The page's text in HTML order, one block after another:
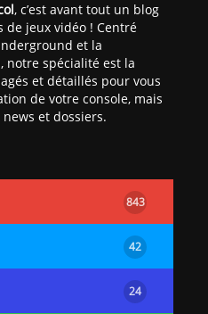
, c’est avant tout un blog
de jeux vidéo ! Centré
et la
notre spécialité est la
et détaillés pour vous
de votre console, mais
et dossiers.
843
42
24
de
Baryon
nouveaux